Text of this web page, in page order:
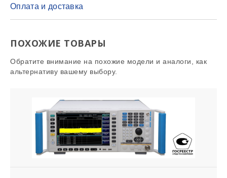
Оплата и доставка
ПОХОЖИЕ ТОВАРЫ
Обратите внимание на похожие модели и аналоги, как
альтернативу вашему выбору.